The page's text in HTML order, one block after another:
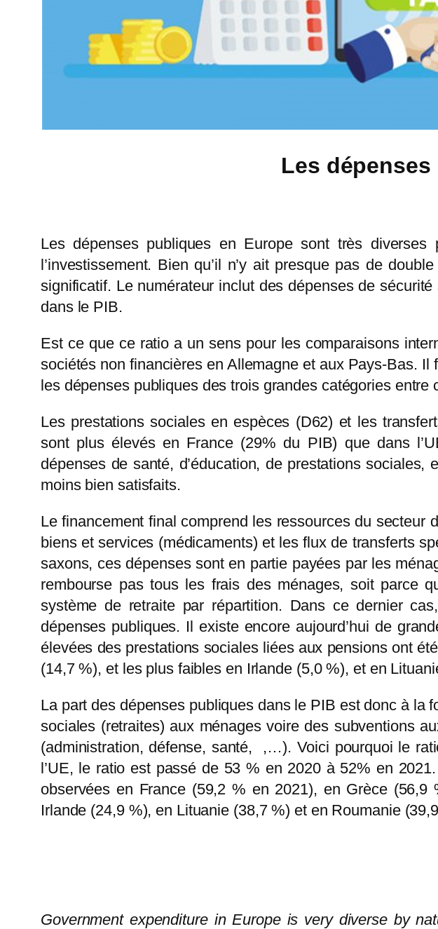
Les
Les dépenses publiques en Europe sont très
l’investissement. Bien qu’il n’y ait presque pas de
significatif. Le numérateur inclut des dépenses de
dans le PIB.
Est ce que ce ratio a un sens pour les comparaisons
sociétés non financières en Allemagne et aux Pays-Bas.
les dépenses publiques des trois grandes catégories entre
Les prestations sociales en espèces (D62) et les
sont plus élevés en France (29% du PIB) que dans
dépenses de santé, d’éducation, de prestations
moins bien satisfaits.
Le financement final comprend les ressources du secteur
biens et services (médicaments) et les flux de transferts
saxons, ces dépenses sont en partie payées par les
rembourse pas tous les frais des ménages, soit parce
système de retraite par répartition. Dans ce dernier
dépenses publiques. Il existe encore aujourd’hui de
élevées des prestations sociales liées aux pensions ont
(14,7 %), et les plus faibles en Irlande (5,0 %), et en
La part des dépenses publiques dans le PIB est donc à la
sociales (retraites) aux ménages voire des subventions
(administration, défense, santé, ,…). Voici pourquoi le
l’UE, le ratio est passé de 53 % en 2020 à 52% en
observées en France (59,2 % en 2021), en Grèce
Irlande (24,9 %), en Lituanie (38,7 %) et en Roumanie
Government expenditure in Europe is very diverse by